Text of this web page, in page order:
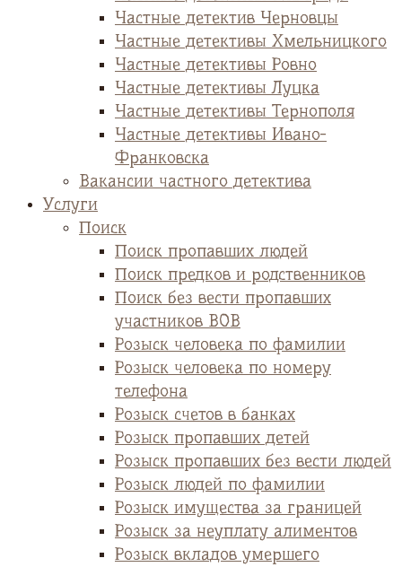
Частные детектив Черновцы
Частные детективы Хмельницкого
Частные детективы Ровно
Частные детективы Луцка
Частные детективы Тернополя
Частные детективы Ивано-
Франковска
Вакансии частного детектива
Услуги
Поиск
Поиск пропавших людей
Поиск предков и родственников
Поиск без вести пропавших
участников ВОВ
Розыск человека по фамилии
Розыск человека по номеру
телефона
Розыск счетов в банках
Розыск пропавших детей
Розыск пропавших без вести людей
Розыск людей по фамилии
Розыск имущества за границей
Розыск за неуплату алиментов
Розыск вкладов умершего